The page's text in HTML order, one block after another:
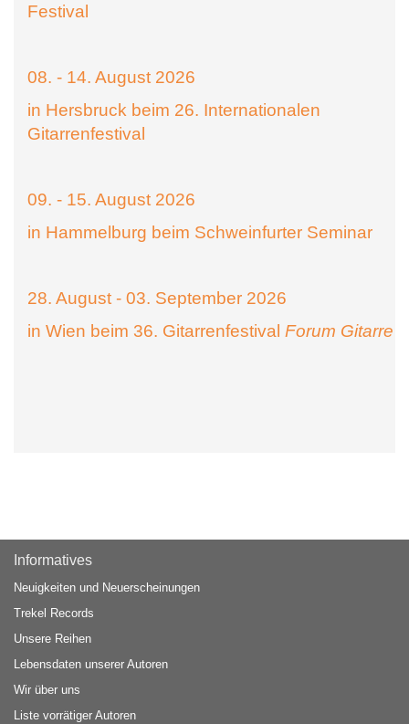
Festival
08. - 14. August 2026
in Hersbruck beim 26. Internationalen
Gitarrenfestival
09. - 15. August 2026
in Hammelburg beim Schweinfurter Seminar
28. August - 03. September 2026
in Wien beim 36. Gitarrenfestival Forum Gitarre
Informatives
Neuigkeiten und Neuerscheinungen
Trekel Records
Unsere Reihen
Lebensdaten unserer Autoren
Wir über uns
Liste vorrätiger Autoren